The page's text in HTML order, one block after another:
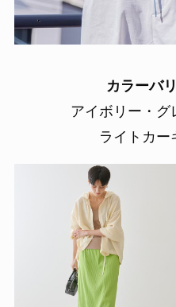
カラーバ
アイボリー・グ
ライトカー